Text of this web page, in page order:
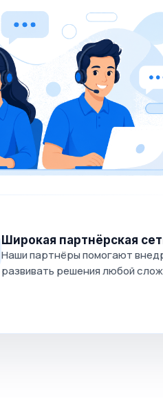
Широкая партнёрская
Наши партнёры помогают
развивать решения любой